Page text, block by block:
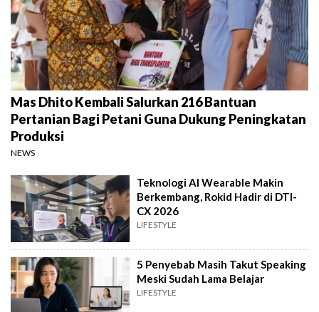
Mas Dhito Kembali Salurkan 216 Bantuan
Pertanian Bagi Petani Guna Dukung Peningkatan
Produksi
NEWS
Teknologi AI Wearable Makin
Berkembang, Rokid Hadir di DTI-
CX 2026
LIFESTYLE
5 Penyebab Masih Takut Speaking
Meski Sudah Lama Belajar
LIFESTYLE